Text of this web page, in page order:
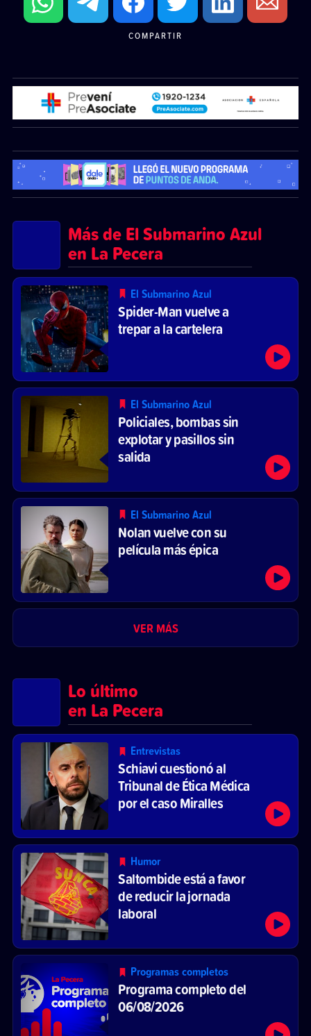
COMPARTIR
Más de El Submarino Azul
en La Pecera
El Submarino Azul
Spider-Man vuelve a
trepar a la cartelera
El Submarino Azul
Policiales, bombas sin
explotar y pasillos sin
salida
El Submarino Azul
Nolan vuelve con su
película más épica
VER MÁS
Lo último
en La Pecera
Entrevistas
Schiavi cuestionó al
Tribunal de Ética Médica
por el caso Miralles
Humor
Saltombide está a favor
de reducir la jornada
laboral
Programas completos
Programa completo del
06/08/2026